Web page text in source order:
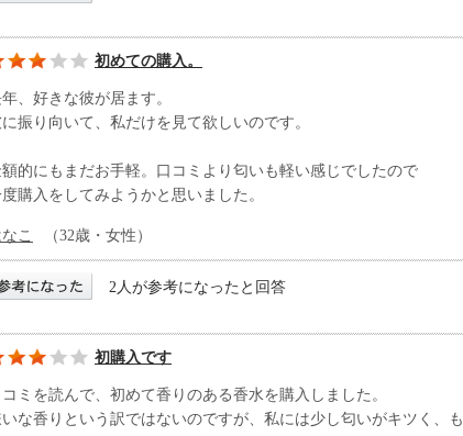
初めての購入。
、好きな彼が居ます。
振り向いて、私だけを見て欲しいのです。
的にもまだお手軽。口コミより匂いも軽い感じでしたので
購入をしてみようかと思いました。
こ （32歳・女性）
2人が参考になったと回答
初購入です
ミを読んで、初めて香りのある香水を購入しました。
な香りという訳ではないのですが、私には少し匂いがキツく、